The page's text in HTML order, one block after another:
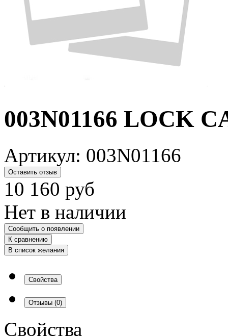
003N01166 LOCK
Артикул: 003N01166
Оставить отзыв
10 160 руб
Нет в наличии
Сообщить о появлении
К сравнению
В список желания
Свойства
Отзывы (0)
Свойства